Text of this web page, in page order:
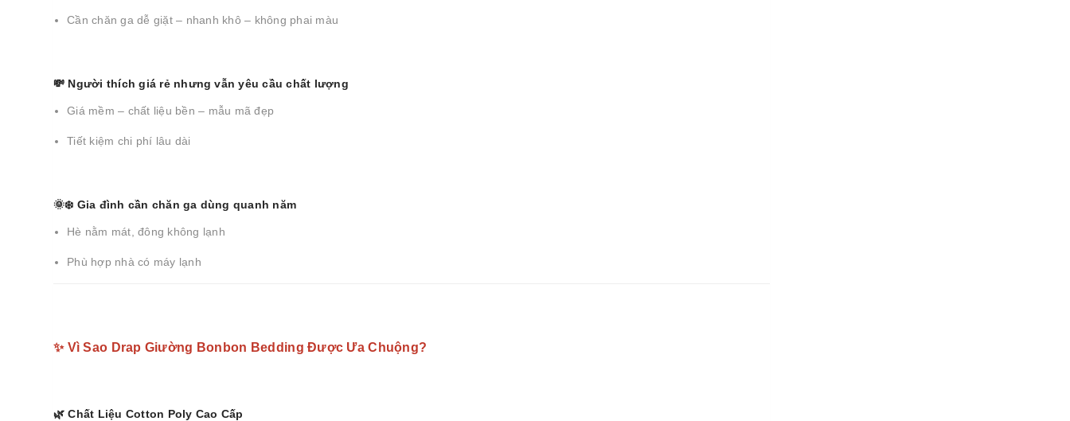
Cần chăn ga dễ giặt – nhanh khô – không phai màu
💸 Người thích giá rẻ nhưng vẫn yêu cầu chất lượng
Giá mềm – chất liệu bền – mẫu mã đẹp
Tiết kiệm chi phí lâu dài
🌞❄️ Gia đình cần chăn ga dùng quanh năm
Hè nằm mát, đông không lạnh
Phù hợp nhà có máy lạnh
✨ Vì Sao Drap Giường Bonbon Bedding Được Ưa Chuộng?
🌿 Chất Liệu Cotton Poly Cao Cấp